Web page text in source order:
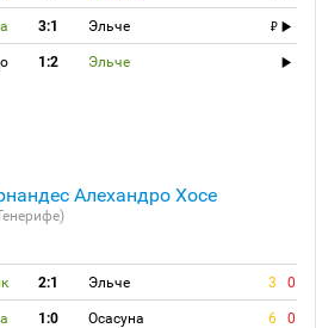
3:1 Эльче
1:2 Эльче
Алехандро Хосе
2:1 Эльче 3 0
1:0 Осасуна 6 0